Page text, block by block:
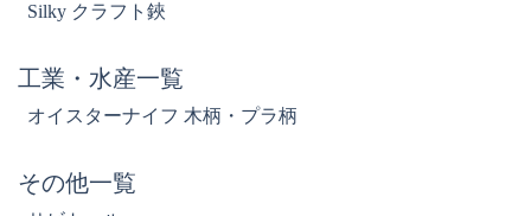
Silky クラフト鋏
工業・水産一覧
オイスターナイフ 木柄・プラ柄
その他一覧